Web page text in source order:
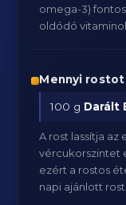
omega-3)
oldódó
Mennyi
100 g Darált
A rost lassítja az
vércukorszintet
ezért a rostos
napi ajánlott